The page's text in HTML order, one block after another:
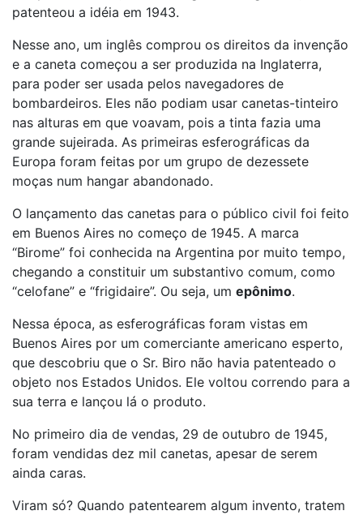
patenteou a idéia em 1943.
Nesse ano, um inglês comprou os direitos da invenção
e a caneta começou a ser produzida na Inglaterra,
para poder ser usada pelos navegadores de
bombardeiros. Eles não podiam usar canetas-tinteiro
nas alturas em que voavam, pois a tinta fazia uma
grande sujeirada. As primeiras esferográficas da
Europa foram feitas por um grupo de dezessete
moças num hangar abandonado.
O lançamento das canetas para o público civil foi feito
em Buenos Aires no começo de 1945. A marca
“Birome” foi conhecida na Argentina por muito tempo,
chegando a constituir um substantivo comum, como
“celofane” e “frigidaire”. Ou seja, um epônimo.
Nessa época, as esferográficas foram vistas em
Buenos Aires por um comerciante americano esperto,
que descobriu que o Sr. Biro não havia patenteado o
objeto nos Estados Unidos. Ele voltou correndo para a
sua terra e lançou lá o produto.
No primeiro dia de vendas, 29 de outubro de 1945,
foram vendidas dez mil canetas, apesar de serem
ainda caras.
Viram só? Quando patentearem algum invento, tratem